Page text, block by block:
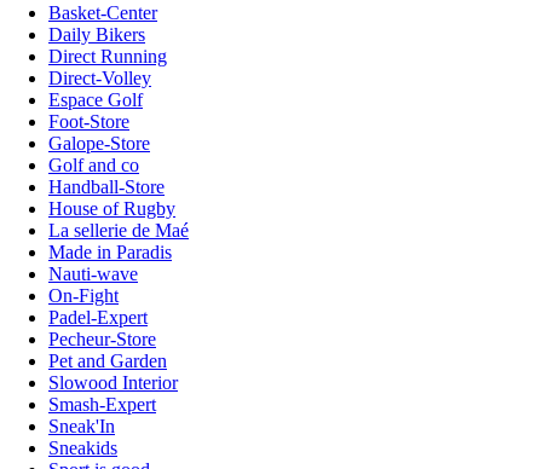
Basket-Center
Daily Bikers
Direct Running
Direct-Volley
Espace Golf
Foot-Store
Galope-Store
Golf and co
Handball-Store
House of Rugby
La sellerie de Maé
Made in Paradis
Nauti-wave
On-Fight
Padel-Expert
Pecheur-Store
Pet and Garden
Slowood Interior
Smash-Expert
Sneak'In
Sneakids